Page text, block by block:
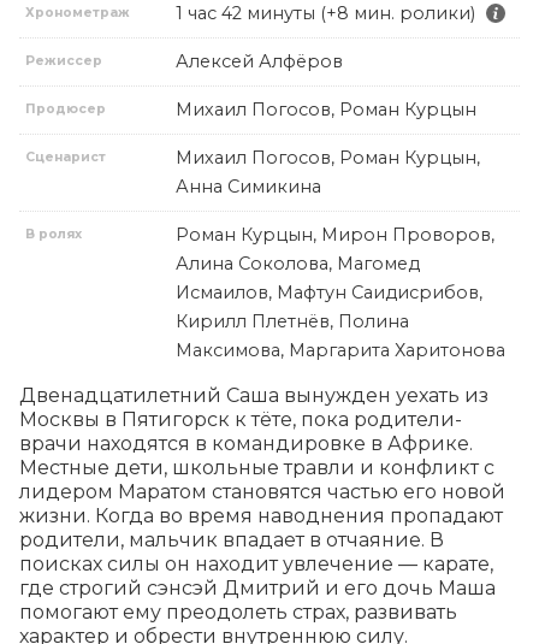
Хронометраж 1 час 42 минуты (+8 мин. ролики)
Режиссер Алексей Алфёров
Продюсер Михаил Погосов, Роман Курцын
Сценарист
Михаил Погосов, Роман Курцын,
Анна Симикина
В ролях
Роман Курцын, Мирон Проворов,
Алина Соколова, Магомед
Исмаилов, Мафтун Саидисрибов,
Кирилл Плетнёв, Полина
Максимова, Маргарита Харитонова
Двенадцатилетний Саша вынужден уехать из
Москвы в Пятигорск к тёте, пока родители-
врачи находятся в командировке в Африке.
Местные дети, школьные травли и конфликт с
лидером Маратом становятся частью его новой
жизни. Когда во время наводнения пропадают
родители, мальчик впадает в отчаяние. В
поисках силы он находит увлечение — карате,
где строгий сэнсэй Дмитрий и его дочь Маша
помогают ему преодолеть страх, развивать
характер и обрести внутреннюю силу.